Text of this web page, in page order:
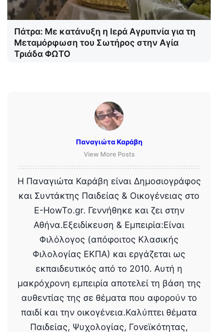
Πάτρα: Με κατάνυξη η Ιερά Αγρυπνία για τη
Μεταμόρφωση του Σωτήρος στην Αγία
Τριάδα ΦΩΤΟ
Παναγιώτα Καράβη
View More Posts
Η Παναγιώτα Καράβη είναι Δημοσιογράφος
και Συντάκτης Παιδείας & Οικογένειας στο
E-HowTo.gr. Γεννήθηκε και ζει στην
Αθήνα.Εξειδίκευση & Εμπειρία:Είναι
Φιλόλογος (απόφοιτος Κλασικής
Φιλολογίας ΕΚΠΑ) και εργάζεται ως
εκπαιδευτικός από το 2010. Αυτή η
μακρόχρονη εμπειρία αποτελεί τη βάση της
αυθεντίας της σε θέματα που αφορούν το
παιδί και την οικογένεια.Καλύπτει θέματα
Παιδείας, Ψυχολογίας, Γονεϊκότητας,